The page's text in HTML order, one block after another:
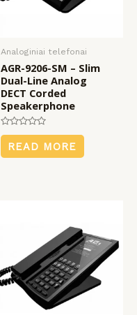
Analoginiai telefonai
AGR-9206-SM – Slim
Dual-Line Analog
DECT Corded
Speakerphone
Rated
out
of
READ MORE